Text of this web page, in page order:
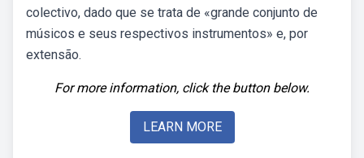
colectivo, dado que se trata de «grande conjunto de
músicos e seus respectivos instrumentos» e, por
extensão.
For more information, click the button below.
LEARN MORE